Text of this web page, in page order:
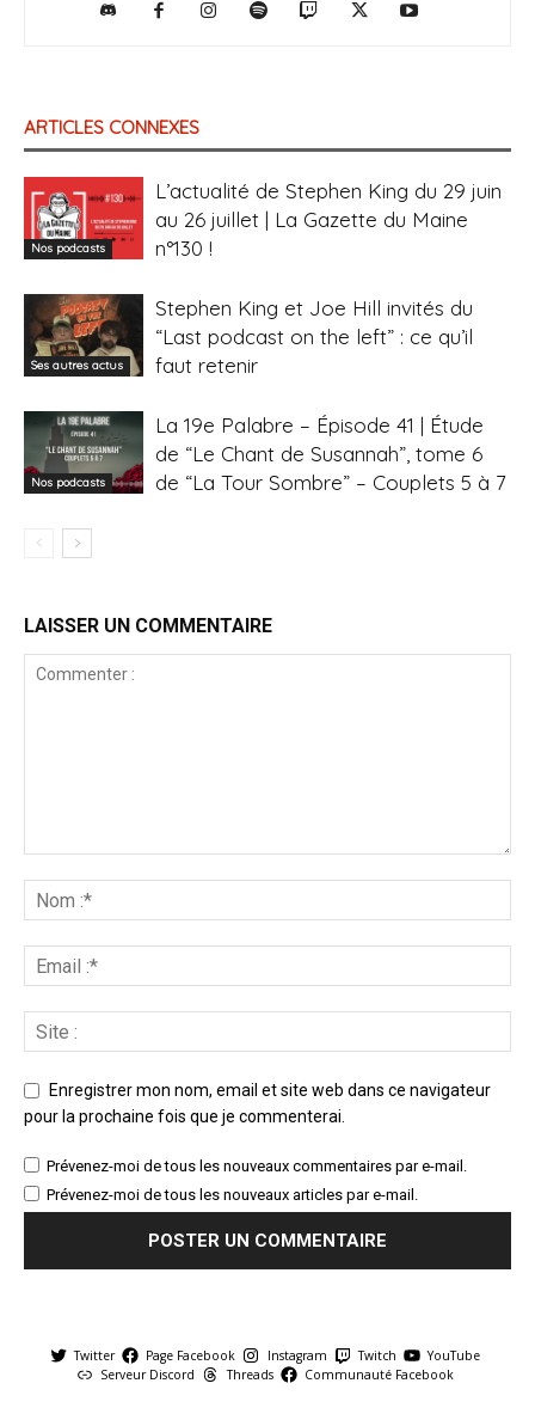
ARTICLES CONNEXES
Nos podcasts
L’actualité de Stephen King du 29 juin
au 26 juillet | La Gazette du Maine
n°130 !
Ses autres actus
Stephen King et Joe Hill invités du
“Last podcast on the left” : ce qu’il
faut retenir
Nos podcasts
La 19e Palabre – Épisode 41 | Étude
de “Le Chant de Susannah”, tome 6
de “La Tour Sombre” – Couplets 5 à 7
LAISSER UN COMMENTAIRE
Enregistrer mon nom, email et site web dans ce navigateur
pour la prochaine fois que je commenterai.
Prévenez-moi de tous les nouveaux commentaires par e-mail.
Prévenez-moi de tous les nouveaux articles par e-mail.
Twitter Page Facebook Instagram Twitch
YouTube
Serveur Discord
Threads Communauté Facebook